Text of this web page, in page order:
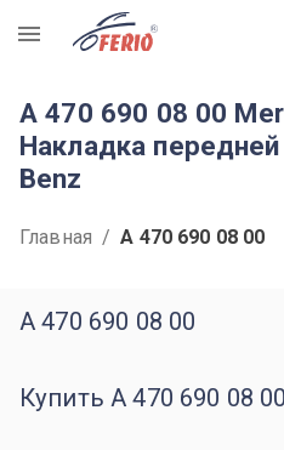
R
A 470 690 08 00
Накладка
Benz
Главная / A 470 690 08 00
A 470 690 08 00
Купить A 470 690 08 00